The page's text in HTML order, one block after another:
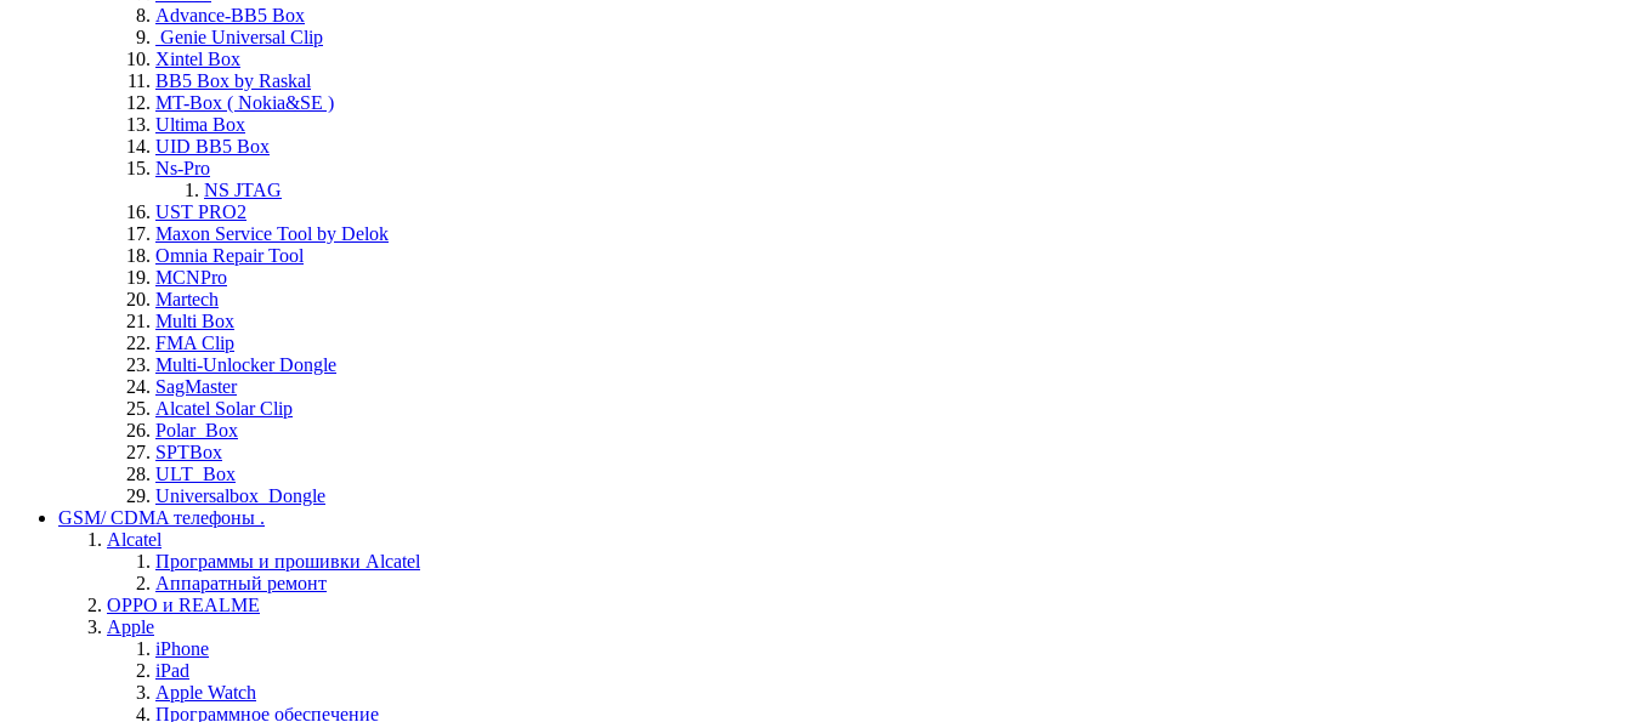
Advance-BB5 Box
Genie Universal Clip
Xintel Box
BB5 Box by Raskal
MT-Box ( Nokia&SE )
Ultima Box
UID BB5 Box
Ns-Pro
NS JTAG
UST PRO2
Maxon Service Tool by Delok
Omnia Repair Tool
MCNPro
Martech
Multi Box
FMA Clip
Multi-Unlocker Dongle
SagMaster
Alcatel Solar Clip
Polar_Box
SPTBox
ULT_Box
Universalbox_Dongle
GSM/ CDMA телефоны .
Alcatel
Программы и прошивки Alcatel
Аппаратный ремонт
OPPO и REALME
Apple
iPhone
iPad
Apple Watch
Программное обеспечение